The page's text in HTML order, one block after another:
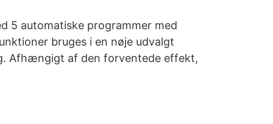
5 automatiske programmer med
bruges i en nøje udvalgt
Afhængigt af den forventede effekt,